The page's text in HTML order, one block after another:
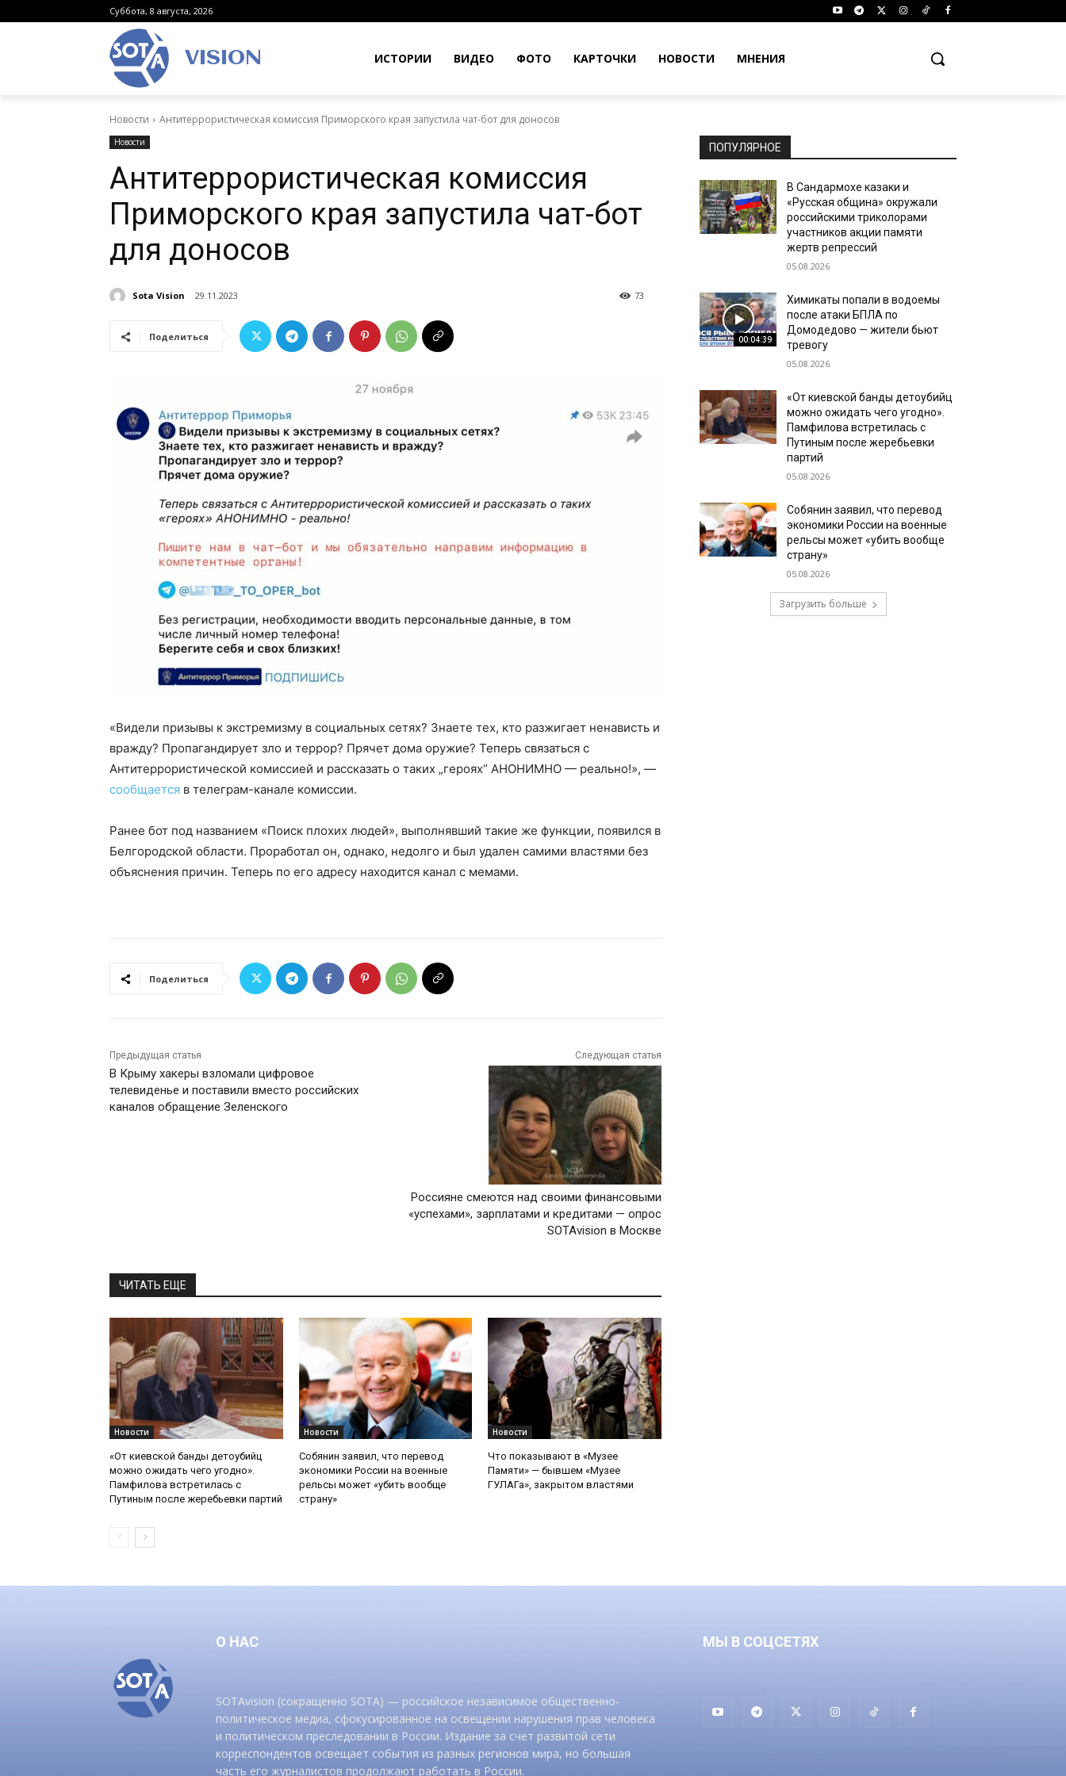
Суббота, 8 августа, 2026
VISION ИСТОРИИ ВИДЕО ФОТО КАРТОЧКИ НОВОСТИ МНЕНИЯ
Новости Антитеррористическая комиссия Приморского края запустила чат-бот для доносов
Новости
Антитеррористическая комиссия
Приморского края запустила чат-бот
для доносов
Sota Vision 29.11.2023 73
Поделиться
«Видели призывы к экстремизму в социальных сетях? Знаете тех, кто разжигает ненависть и
вражду? Пропагандирует зло и террор? Прячет дома оружие? Теперь связаться с
Антитеррористической комиссией и рассказать о таких „героях“ АНОНИМНО — реально!», —
сообщается в телеграм-канале комиссии.
Ранее бот под названием «Поиск плохих людей», выполнявший такие же функции, появился в
Белгородской области. Проработал он, однако, недолго и был удален самими властями без
объяснения причин. Теперь по его адресу находится канал с мемами.
Поделиться
Предыдущая статья
В Крыму хакеры взломали цифровое
телевиденье и поставили вместо российских
каналов обращение Зеленского
Следующая статья
Россияне смеются над своими финансовыми
«успехами», зарплатами и кредитами — опрос
SOTAvision в Москве
ЧИТАТЬ ЕЩЕ
Новости
«От киевской банды детоубийц
можно ожидать чего угодно».
Памфилова встретилась с
Путиным после жеребьевки партий
Новости
Собянин заявил, что перевод
экономики России на военные
рельсы может «убить вообще
страну»
Новости
Что показывают в «Музее
Памяти» — бывшем «Музее
ГУЛАГа», закрытом властями
ПОПУЛЯРНОЕ
В Сандармохе казаки и
«Русская община» окружали
российскими триколорами
участников акции памяти
жертв репрессий
05.08.2026
00:04:39
Химикаты попали в водоемы
после атаки БПЛА по
Домодедово — жители бьют
тревогу
05.08.2026
«От киевской банды детоубийц
можно ожидать чего угодно».
Памфилова встретилась с
Путиным после жеребьевки
партий
05.08.2026
Собянин заявил, что перевод
экономики России на военные
рельсы может «убить вообще
страну»
05.08.2026
Загрузить больше
О НАС
SOTAvision (сокращенно SOTA) — российское независимое общественно-
политическое медиа, сфокусированное на освещении нарушения прав человека
и политическом преследовании в России. Издание за счет развитой сети
корреспондентов освещает события из разных регионов мира, но большая
часть его журналистов продолжают работать в России.
МЫ В СОЦСЕТЯХ